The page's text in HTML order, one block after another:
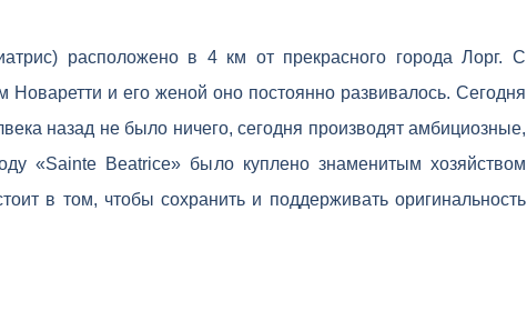
расположено в 4 км от прекрасного города Лорг. С
и его женой оно постоянно развивалось. Сегодня
назад не было ничего, сегодня производят амбициозные,
«Sainte Beatrice» было куплено знаменитым хозяйством
в том, чтобы сохранить и поддерживать оригинальность